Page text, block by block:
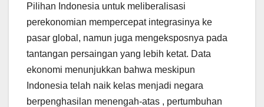
Pilihan Indonesia untuk meliberalisasi
perekonomian mempercepat integrasinya ke
pasar global, namun juga mengeksposnya pada
tantangan persaingan yang lebih ketat. Data
ekonomi menunjukkan bahwa meskipun
Indonesia telah naik kelas menjadi negara
berpenghasilan menengah-atas , pertumbuhan